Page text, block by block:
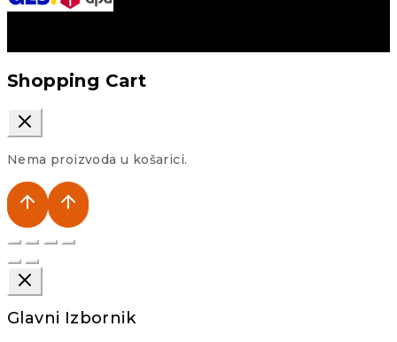
Shopping Cart
Nema proizvoda u košarici.
Glavni Izbornik